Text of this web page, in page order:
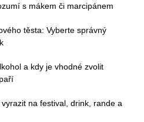
s mákem či marcipánem
těsta: Vyberte správný
a kdy je vhodné zvolit
na festival, drink, rande a